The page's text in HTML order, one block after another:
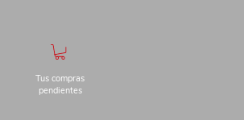
Tus compras
pendientes